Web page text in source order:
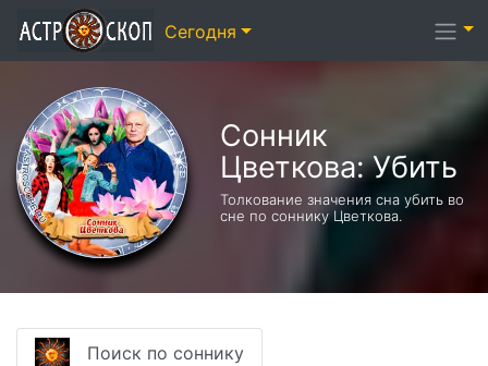
Сонник
Цветкова: Убить
Толкование значения сна убить во
сне по соннику Цветкова.
Поиск по соннику
Сегодня